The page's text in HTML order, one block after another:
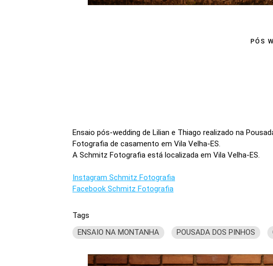
PÓS
Ensaio pós-wedding de Lilian e Thiago realizado na
Fotografia de casamento em Vila Velha-ES.
A Schmitz Fotografia está localizada em Vila Velha-ES.
Instagram Schmitz Fotografia
Facebook Schmitz Fotografia
Tags
ENSAIO NA MONTANHA
POUSADA DOS PINHOS